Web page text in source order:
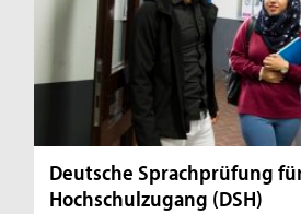
Deutsche Sprachprüfung
Hochschulzugang (DSH)